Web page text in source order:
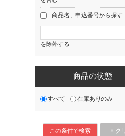
商品名、申込番号から探す
を除外する
商品の状態
すべて 在庫ありのみ